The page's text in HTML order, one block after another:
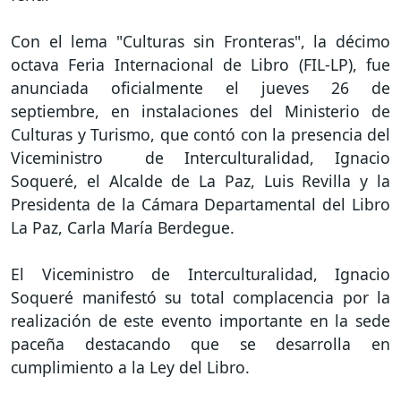
Con el lema "Culturas sin Fronteras", la décimo
octava Feria Internacional de Libro (FIL-LP), fue
anunciada oficialmente el jueves 26 de
septiembre, en instalaciones del Ministerio de
Culturas y Turismo, que contó con la presencia del
Viceministro de Interculturalidad, Ignacio
Soqueré, el Alcalde de La Paz, Luis Revilla y la
Presidenta de la Cámara Departamental del Libro
La Paz, Carla María Berdegue.
El Viceministro de Interculturalidad, Ignacio
Soqueré manifestó su total complacencia por la
realización de este evento importante en la sede
paceña destacando que se desarrolla en
cumplimiento a la Ley del Libro.